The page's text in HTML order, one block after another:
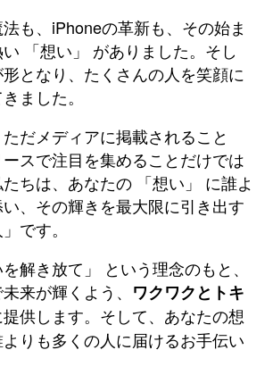
も、iPhoneの革新も、その始ま
「想い」 がありました。そし
となり、たくさんの人を笑顔に
ました。
だメディアに掲載されること
スで注目を集めることだけでは
ちは、あなたの 「想い」 に誰よ
、その輝きを最大限に引き出す
です。
解き放て」 という理念のもと、
来が輝くよう、 ワクワクとトキ
供します。そして、あなたの想
りも多くの人に届けるお手伝い